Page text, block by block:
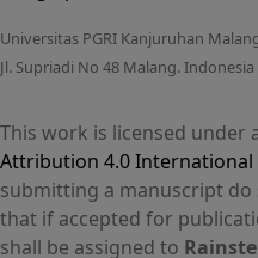
Universitas PGRI Kanjuruhan
Jl. Supriadi No 48 Malang. Indonesia
This work is licensed under
Attribution 4.0 International
submitting a manuscript
that if accepted for
shall be assigned to